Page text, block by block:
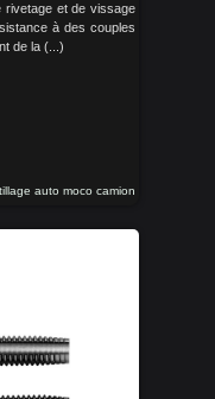
rivetage et de vissage
à des couples
de la (...)
auto moco camion